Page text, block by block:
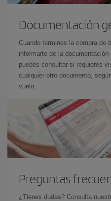
Documentación
Cuando termines la compra de
informarte de la
puedes consultar si requieres
cualquier otro documento,
vuelo.
Preguntas
¿Tienes dudas? Consulta